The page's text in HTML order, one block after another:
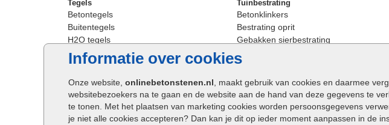
Informatie over cookies
Onze website, onlinebetonstenen.nl , maakt gebruik van cookies en daarmee
websitebezoekers na te gaan en de website aan de hand van deze gegevens te
te tonen. Met het plaatsen van marketing cookies worden persoonsgegevens
je niet alle cookies accepteren? Dan kan je dit op ieder moment aanpassen in de
Tegels
Betontegels
Buitentegels
H2O tegels
Keramische terrastegels
Oprit tegels
Patio tegels
Siertegels
Stoeptegels
Straattegels
Tuinbestrating
Betonklinkers
Bestrating oprit
Gebakken sierbestrating
Strakke bestrating
Straatstenen
Straatklinkers
Trommelstenen
Tuinstenen